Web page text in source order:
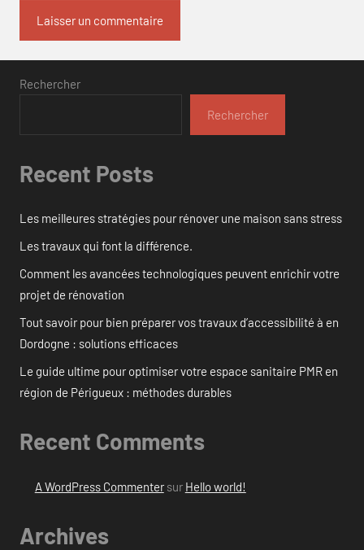
Rechercher
Rechercher
Recent Posts
Les meilleures stratégies pour rénover une maison sans stress
Les travaux qui font la différence.
Comment les avancées technologiques peuvent enrichir votre
projet de rénovation
Tout savoir pour bien préparer vos travaux d’accessibilité à en
Dordogne : solutions efficaces
Le guide ultime pour optimiser votre espace sanitaire PMR en
région de Périgueux : méthodes durables
Recent Comments
A WordPress Commentersur Hello world!
Archives